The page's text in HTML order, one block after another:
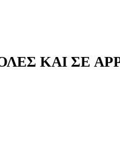
ΚΑΙ ΣΕ